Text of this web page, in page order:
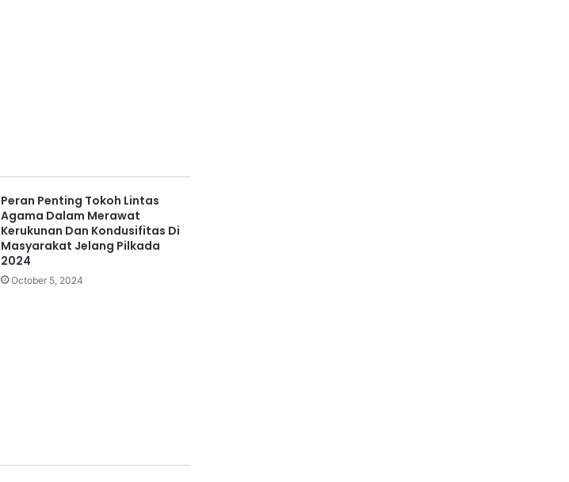
Peran Penting Tokoh Lintas
Agama Dalam Merawat
Kerukunan Dan Kondusifitas Di
Masyarakat Jelang Pilkada
2024
October 5, 2024